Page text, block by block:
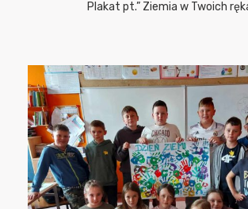
Plakat pt.” Ziemia w Twoich